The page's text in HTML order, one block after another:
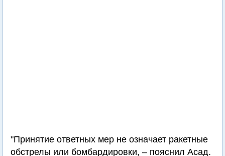
"Принятие ответных мер не означает ракетные
обстрелы или бомбардировки, – пояснил Асад.